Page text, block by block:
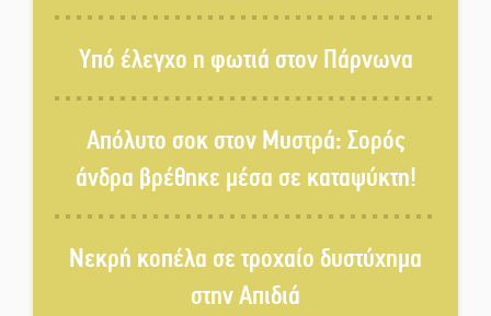
Οδύνη στην Απιδιά για τον χαμό
της 29χρονης Ελένης σε τροχαίο
«Σφραγίδα» έργου και
απολογισμού στο Παναρκαδικό
από τον Κυρ. Διαμαντάκο
προοπτική για τη Λακωνία
Υπό έλεγχο η φωτιά στον Πάρνωνα
Απόλυτο σοκ στον Μυστρά: Σορός
άνδρα βρέθηκε μέσα σε καταψύκτη!
Νεκρή κοπέλα σε τροχαίο δυστύχημα
στην Απιδιά